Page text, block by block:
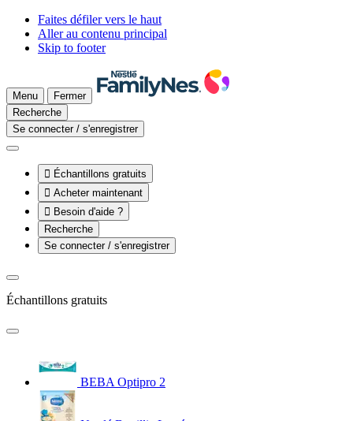
Faites défiler vers le haut
Aller au contenu principal
Skip to footer
Menu
Fermer
Recherche
Se connecter / s'enregistrer
 Échantillons gratuits
 Acheter maintenant
 Besoin d'aide ?
Recherche
Se connecter / s'enregistrer
Échantillons gratuits
BEBA Optipro 2